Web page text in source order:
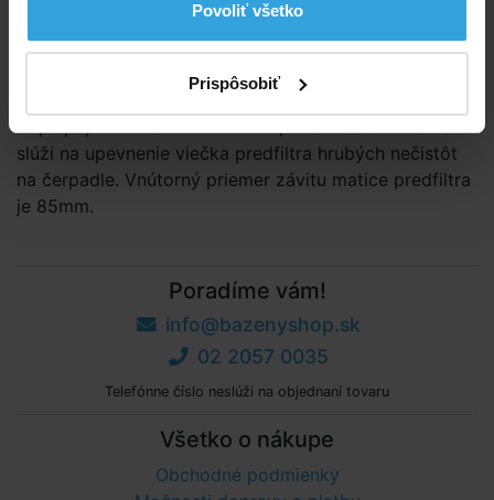
Povoliť všetko
Prispôsobiť
Podrobný popis
55,70, SpeedClean Comfort 50,75 a ProStar. Matica
slúži na upevnenie viečka predfiltra hrubých nečistôt
na čerpadle. Vnútorný priemer závitu matice predfiltra
je 85mm.
Poradíme vám!
info@bazenyshop.sk
02 2057 0035
Telefónne číslo neslúži na objednaní tovaru
Všetko o nákupe
Obchodné podmienky